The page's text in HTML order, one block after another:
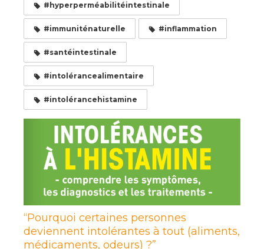
#hyperperméabilitéintestinale
#immuniténaturelle #inflammation
#santéintestinale
#intolérancealimentaire
#intolérancehistamine
“Pourquoi certaines personnes
deviennent intolérantes à tout (aliments,
médicaments, odeurs) ?”